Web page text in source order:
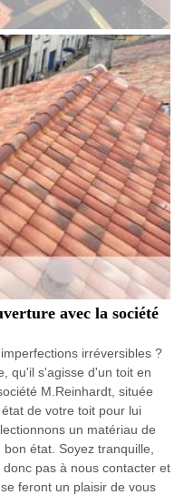
avec la société
irréversibles ?
qu'il s'agisse d'un toit en
M.Reinhardt, située
de votre toit pour lui
un matériau de
état. Soyez tranquille,
pas à nous contacter et
feront un plaisir de vous